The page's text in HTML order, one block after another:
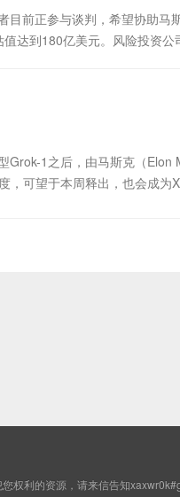
目前正参与谈判，希望协助马
达到180亿美元。风险投资公
Grok-1之后，由马斯克（Elon
，可望于本周释出，也会成为
利的资源，请来信告知